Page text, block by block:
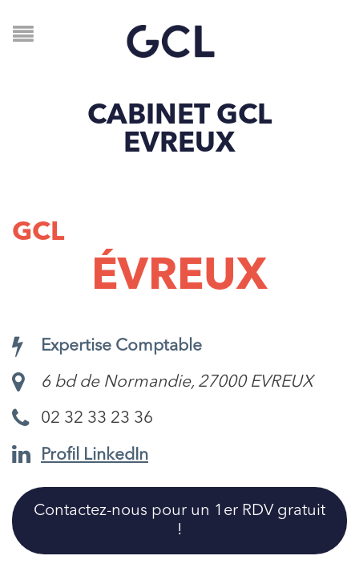
CABINET GCL
EVREUX
GCL
ÉVREUX
Expertise Comptable
6 bd de Normandie, 27000 EVREUX
02 32 33 23 36
Profil LinkedIn
Contactez-nous pour un 1er RDV gratuit
!